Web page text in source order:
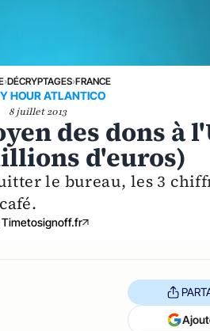
›DÉCRYPTAGES›FRANCE
HOUR ATLANTICO
8 juillet 2013
des dons à
d'euros)
le bureau, les 3
Timetosignoff.fr